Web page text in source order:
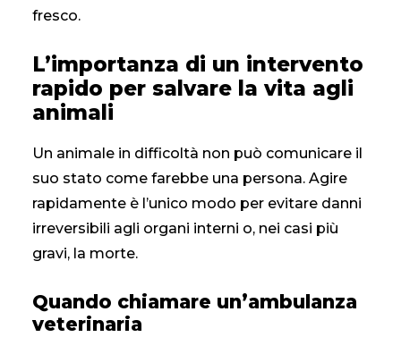
fresco.
L’importanza di un intervento
rapido per salvare la vita agli
animali
Un animale in difficoltà non può comunicare il
suo stato come farebbe una persona. Agire
rapidamente è l’unico modo per evitare danni
irreversibili agli organi interni o, nei casi più
gravi, la morte.
Quando chiamare un’ambulanza
veterinaria